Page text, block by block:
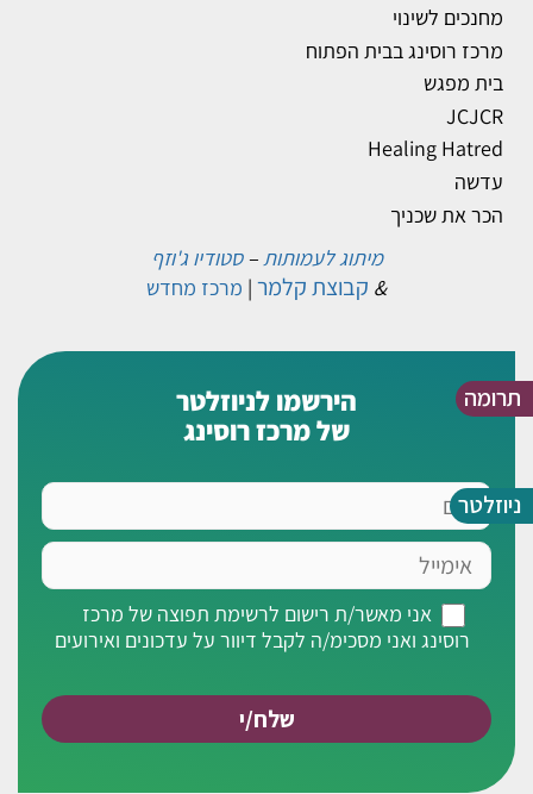
תרומה
ניוזלטר
מחנכים לשינוי
מרכז רוסינג בבית הפתוח
בית מפגש
JCJCR
Healing Hatred
עדשה
הכר את שכניך
מיתוג לעמותות–סטודיו ג'וזף
& קבוצת קלמר | מרכז מחדש
הירשמו לניוזלטר
של מרכז רוסינג
שם
אימייל
מאשר/ת
תפוצה
של
רוסינג
אני מאשר/ת רישום לרשימת תפוצה של מרכז
רוסינג ואני מסכימ/ה לקבל דיוור על עדכונים ואירועים